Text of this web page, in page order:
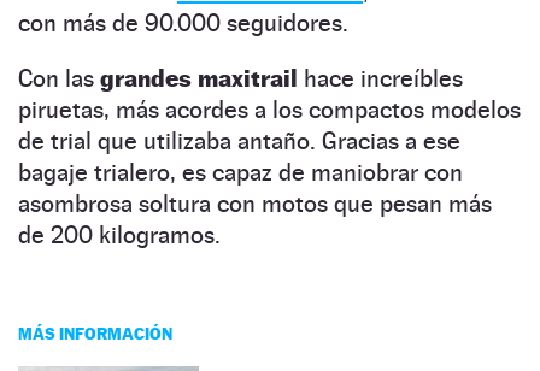
con más de 90.000 seguidores.
Con las grandes maxitrail hace increíbles
piruetas, más acordes a los compactos modelos
de trial que utilizaba antaño. Gracias a ese
bagaje trialero, es capaz de maniobrar con
asombrosa soltura con motos que pesan más
de 200 kilogramos.
MÁS INFORMACIÓN